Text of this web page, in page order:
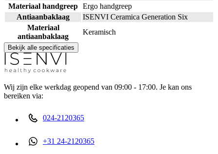
Materiaal handgreep Ergo handgreep
Antiaanbaklaag
ISENVI Ceramica Generation Six
Materiaal
antiaanbaklaag
Keramisch
Bekijk alle specificaties
Wij zijn elke werkdag geopend van 09:00 - 17:00. Je kan ons
bereiken via:
024-2120365
+31 24-2120365